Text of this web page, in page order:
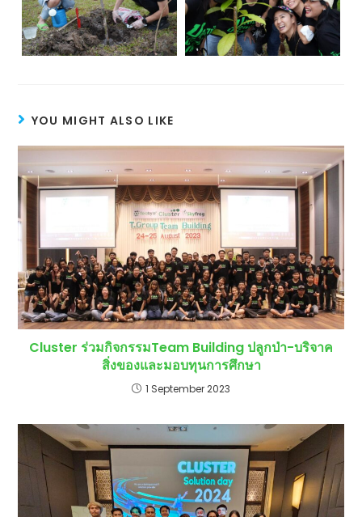
YOU MIGHT ALSO LIKE
Cluster ร่วมกิจกรรมTeam Building ปลูกป่า-บริจาค
สิ่งของและมอบทุนการศึกษา
1 September 2023